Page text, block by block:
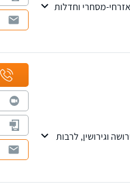
מסחרי וחדלות
וגירושין, לרבות